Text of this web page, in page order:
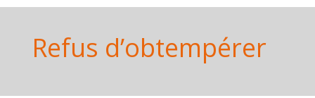
Refus d’obtempérer